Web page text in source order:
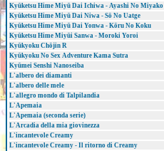
Kyūketsu Hime Miyū Dai Ichiwa - Ayashi No Miyako
Kyūketsu Hime Miyū Dai Niwa - Sō No Uatge
Kyūketsu Hime Miyū Dai Yonwa - Kōru No Koku
Kyūketsu Hime Miyūi Sanwa - Moroki Yoroi
Kyūkyoku Chōjin R
Kyūkyoku No Sex Adventure Kama Sutra
Kyūmei Senshi Nanoseiba
L'albero dei diamanti
L'albero delle mele
L'allegro mondo di Talpilandia
L'Apemaia
L'Apemaia (seconda serie)
L'Arcadia della mia giovinezza
L'incantevole Creamy
L'incantevole Creamy - Il ritorno di Creamy